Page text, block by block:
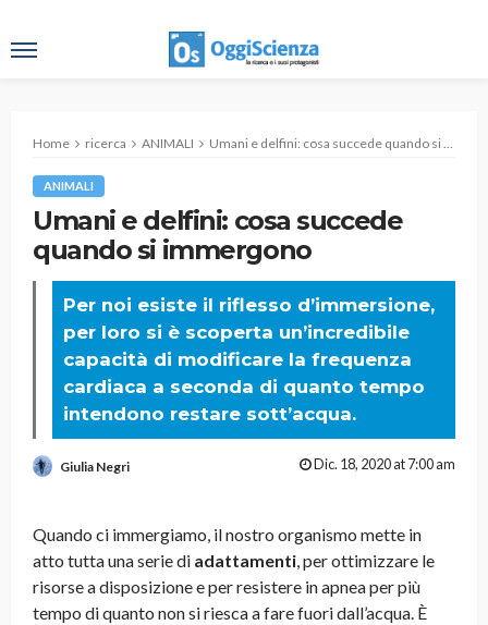
Home ricerca ANIMALI Umani e delfini: cosa succede quando si immergono
ANIMALI
Umani e delfini: cosa succede
quando si immergono
Per noi esiste il riflesso d’immersione,
per loro si è scoperta un’incredibile
capacità di modificare la frequenza
cardiaca a seconda di quanto tempo
intendono restare sott’acqua.
Giulia Negri Dic. 18, 2020 at 7:00 am
Quando ci immergiamo, il nostro organismo mette in
atto tutta una serie di adattamenti, per ottimizzare le
risorse a disposizione e per resistere in apnea per più
tempo di quanto non si riesca a fare fuori dall’acqua. È